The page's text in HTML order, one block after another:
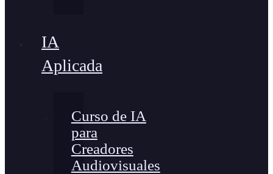
IA
Aplicada
Curso de IA
para
Creadores
Audiovisuales